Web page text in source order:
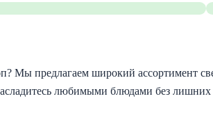
Мы предлагаем широкий ассортимент
любимыми блюдами без